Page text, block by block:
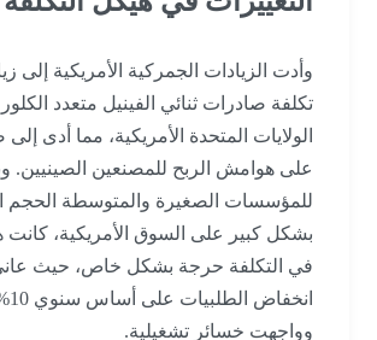
وأدت الزيادات الجمركية الأمريكية إلى
تكلفة صادرات ثنائي الفينيل متعدد الكلور
الولايات المتحدة الأمريكية، مما أدى إلى
على هوامش الربح للمصنعين الصينيين.
للمؤسسات الصغيرة والمتوسطة الحجم التي
بشكل كبير على السوق الأمريكية، كانت هذه
في التكلفة حرجة بشكل خاص، حيث عانى
وواجهت خسائر تشغيلية.